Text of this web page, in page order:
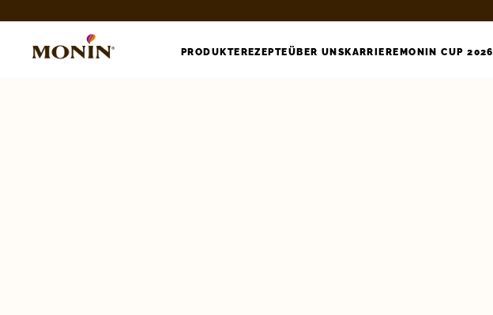
PRODUKTE REZEPTEÜBER UNS KARRIERE MONIN CUP 2026